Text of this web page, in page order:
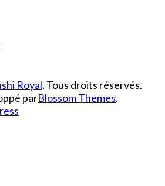
Royal. Tous droits réservés.
parBlossom Themes.